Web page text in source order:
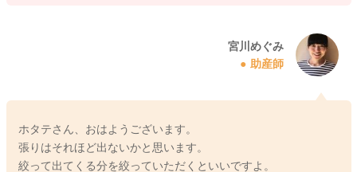
宮川めぐみ
助産師
ホタテさん、おはようございます。
張りはそれほど出ないかと思います。
絞って出てくる分を絞っていただくといいですよ。